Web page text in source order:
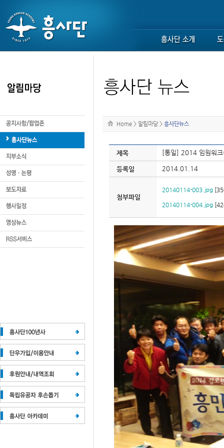
Home > 알림마당 > 흥사단뉴스
제목 [통일] 2014 임원워크
등록일 2014.01.14
첨부파일
20140114-003.jpg
20140114-004.jpg